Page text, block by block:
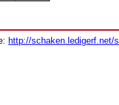
http://schaken.ledigerf.net/